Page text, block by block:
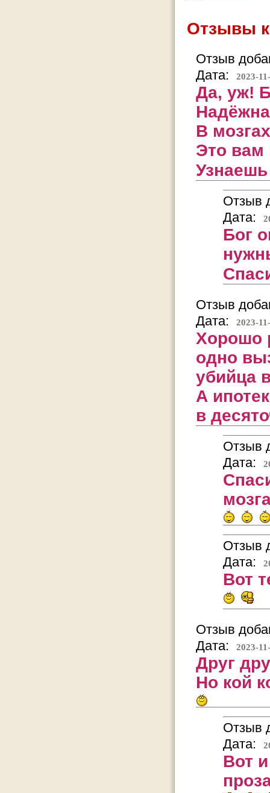
Отзывы
Отзыв
Дата:
2023-
Да, уж!
В
Это вам
Отзыв
Дата:
Бог
Отзыв
Дата:
2023-
Хорошо
одно
убийца
А
в
Отзыв
Дата:
Отзыв
Дата:
Вот
Отзыв
Дата:
2023-
Друг
Но кой
Отзыв
Дата:
Вот